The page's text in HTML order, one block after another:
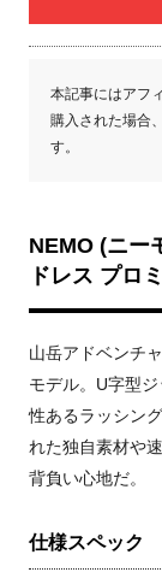
本記事にはアフ
購入された場合
す。
NEMO (ニー
ドレス プロ
山岳アドベンチ
モデル。U字型
性あるラッシン
れた独自素材や
背負い心地だ。
仕様スペック